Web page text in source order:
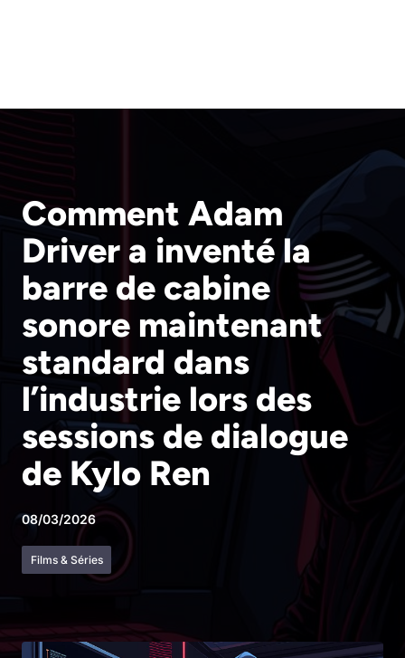
Comment Adam
Driver a inventé la
barre de cabine
sonore maintenant
standard dans
l’industrie lors des
sessions de dialogue
de Kylo Ren
08/03/2026
Films & Séries